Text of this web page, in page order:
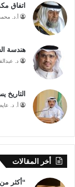
اتفاق
أ.د.
هندسة
د.
التاريخ
أ. د.
أخر المقالات
“أكثر